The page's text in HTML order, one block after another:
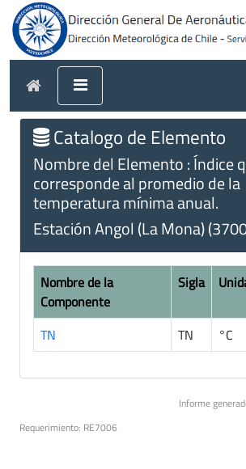
Catalogo de Elemento
Nombre del Elemento : Índice
corresponde al promedio de la
temperatura mínima anual.
Estación Angol (La Mona)
Nombre de la
Componente
Sigla
TN TN °C
Informe
Requerimiento: RE7006